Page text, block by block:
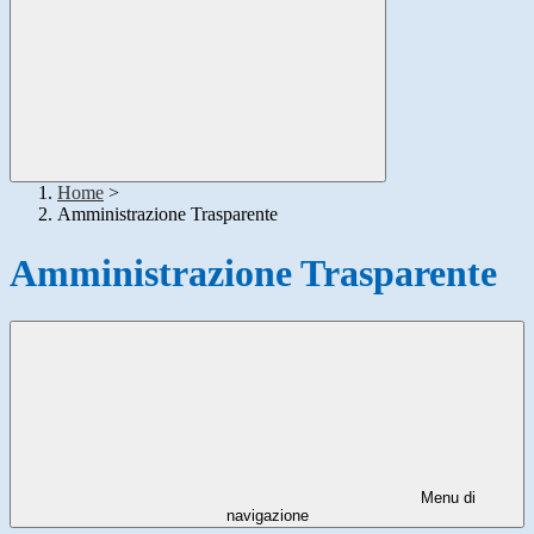
Home >
Amministrazione Trasparente
Amministrazione Trasparente
Menu di
navigazione